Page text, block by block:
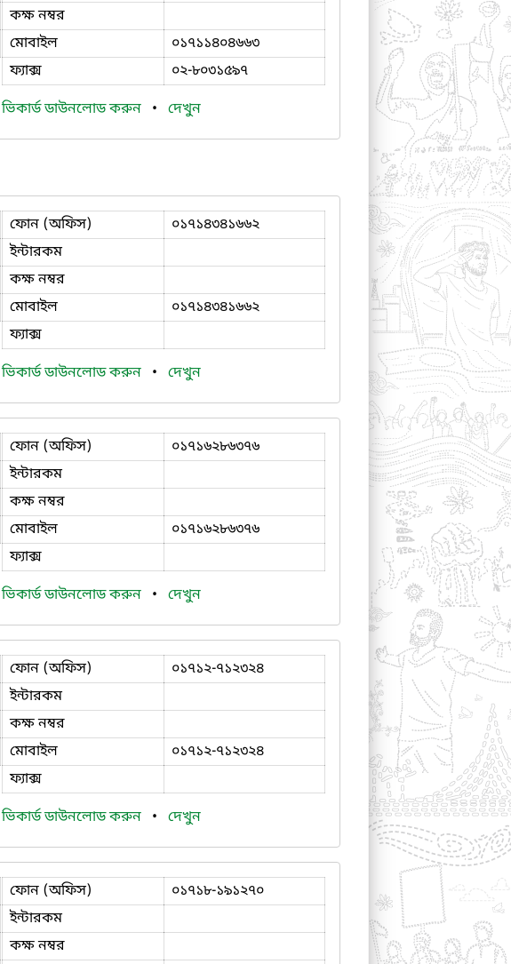
কক্ষ নম্বর
মোবাইল
০১৭১১৪০৪৬৬৩
ফ্যাক্স
০২-৮০৩১৫৯৭
ভিকার্ড ডাউনলোড করুন • দেখুন
ফোন (অফিস)
০১৭১৪৩৪১৬৬২
ইন্টারকম
কক্ষ নম্বর
মোবাইল
০১৭১৪৩৪১৬৬২
ফ্যাক্স
ভিকার্ড ডাউনলোড করুন • দেখুন
ফোন (অফিস)
০১৭১৬২৮৬৩৭৬
ইন্টারকম
কক্ষ নম্বর
মোবাইল
০১৭১৬২৮৬৩৭৬
ফ্যাক্স
ভিকার্ড ডাউনলোড করুন • দেখুন
ফোন (অফিস)
০১৭১২-৭১২৩২৪
ইন্টারকম
কক্ষ নম্বর
মোবাইল
০১৭১২-৭১২৩২৪
ফ্যাক্স
ভিকার্ড ডাউনলোড করুন • দেখুন
ফোন (অফিস)
০১৭১৮-১৯১২৭০
ইন্টারকম
কক্ষ নম্বর